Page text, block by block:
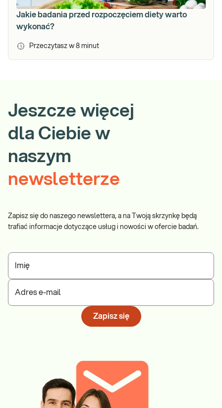
Jakie badania przed rozpoczęciem diety warto
wykonać?
Przeczytasz w 8 minut
Jeszcze więcej
dla Ciebie w
naszym
newsletterze
Zapisz się do naszego newslettera, a na Twoją skrzynkę będą
trafiać informacje dotyczące usług i nowości w ofercie badań.
Imię
Adres e-mail
Zapisz się